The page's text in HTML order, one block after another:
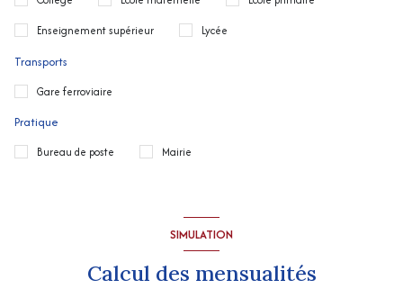
Enseignement supérieur Lycée
Transports
Gare ferroviaire
Pratique
Bureau de poste Mairie
SIMULATION
Calcul des mensualités